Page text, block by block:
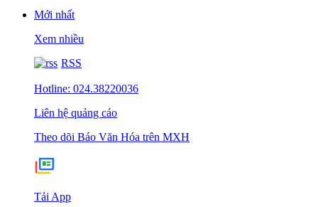
Mới nhất
Xem nhiều
RSS
Hotline: 024.38220036
Liên hệ quảng cáo
Theo dõi Báo Văn Hóa trên MXH
Tải App